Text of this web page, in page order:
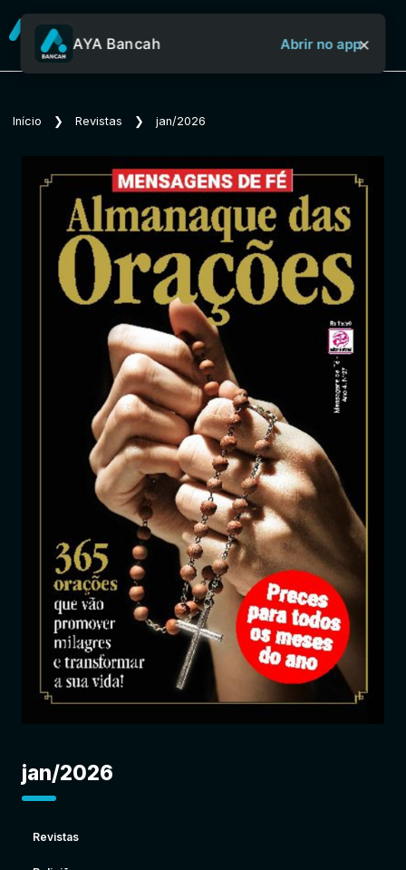
Sobre o Aya Bancah
Início
Revistas
Notícias
Entrar
AYA Bancah Abrir no app×
Início ❯ Revistas ❯ jan/2026
jan/2026
Revistas